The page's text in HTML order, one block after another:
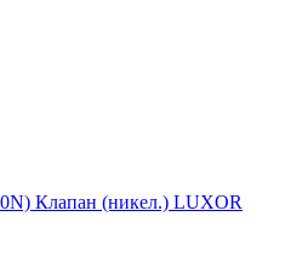
Клапан (никел.) LUXOR